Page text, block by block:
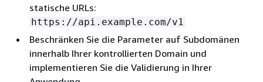
statische URLs:
https://api.example.com/v1
Beschränken Sie die Parameter auf Subdomänen
innerhalb Ihrer kontrollierten Domain und
implementieren Sie die Validierung in Ihrer